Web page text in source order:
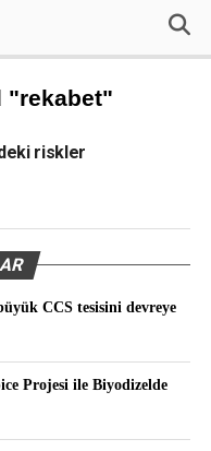
"rekabet"
riskler
CCS tesisini devreye
Projesi ile Biyodizelde